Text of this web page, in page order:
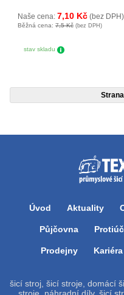
Naše cena: 7,10 Kč (bez DPH)
Běžná cena: 7,5 Kč (bez DPH)
stav skladu
Strana
Úvod Aktuality
Půjčovna
Prodejny Kariéra
šicí stroj, šicí stroje, domácí
stroje, náhradní díly, šicí